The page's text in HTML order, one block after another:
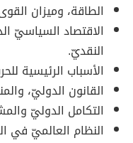
الطاقة، وميزان
الاقتصاد السياسيّ
النقديّ.
الأسباب الرئيسية
القانون الدوليّ،
التكامل الدوليّ
النظام العالميّ في